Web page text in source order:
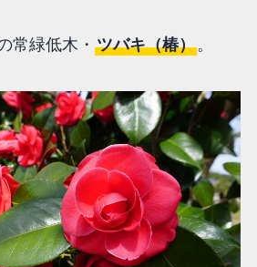
常緑低木・ ツバキ（椿）。